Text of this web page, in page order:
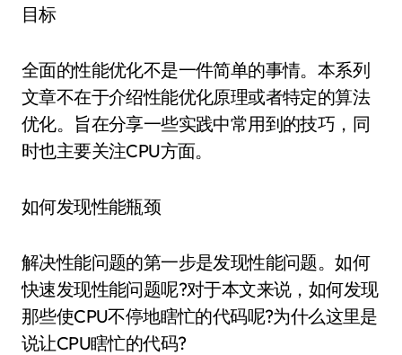
目标
全面的性能优化不是一件简单的事情。本系列
文章不在于介绍性能优化原理或者特定的算法
优化。旨在分享一些实践中常用到的技巧，同
时也主要关注CPU方面。
如何发现性能瓶颈
解决性能问题的第一步是发现性能问题。如何
快速发现性能问题呢?对于本文来说，如何发现
那些使CPU不停地瞎忙的代码呢?为什么这里是
说让CPU瞎忙的代码?